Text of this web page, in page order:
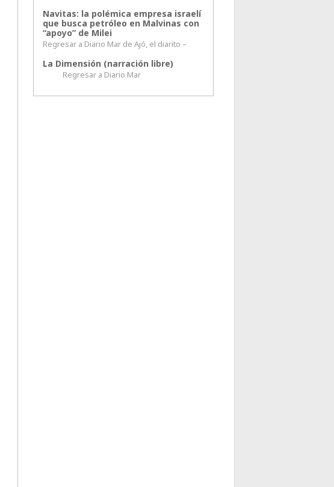
Navitas: la polémica empresa israelí
que busca petróleo en Malvinas con
“apoyo” de Milei
Regresar a Diario Mar de Ajó, el diarito –
La Dimensión (narración libre)
Regresar a Diario Mar